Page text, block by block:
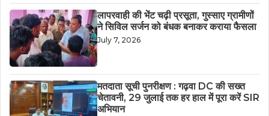
लापरवाही की भेंट चढ़ी प्रसूता, गुस्साए ग्रामीणों
ने सिविल सर्जन को बंधक बनाकर कराया फैसला
July 7, 2026
मतदाता सूची पुनरीक्षण : गढ़वा DC की सख्त
चेतावनी, 29 जुलाई तक हर हाल में पूरा करें SIR
अभियान